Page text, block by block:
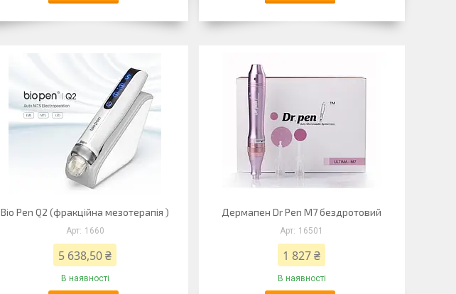
Bio Pen Q2 (фракційна мезотерапія )
1660
5 638,50 ₴
В наявності
Дермапен Dr Pen M7 бездротовий
16501
1 827 ₴
В наявності